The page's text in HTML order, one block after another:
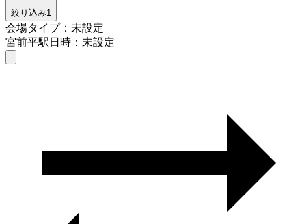
絞り込み1
会場タイプ：未設定
宮前平駅日時：未設定